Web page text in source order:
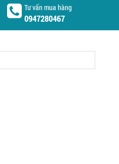
Tư vấn mua hàng
0947280467